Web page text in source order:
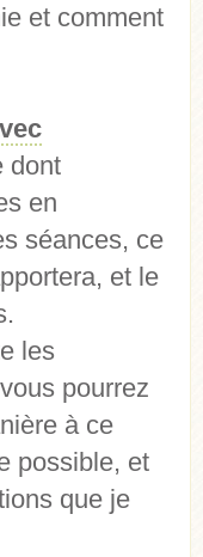
et comment
dont
en
séances, ce
et le
les
pourrez
à ce
possible, et
que je